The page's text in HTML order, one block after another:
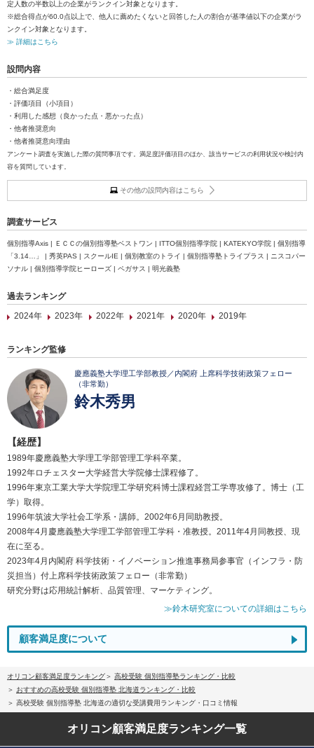
定人数の半数以上の企業がランクイン対象となります。
※総合得点が60.0点以上で、他人に薦めたくないと回答した人の割合が基準値以下の企業がラ
ンクイン対象となります。
≫ 詳細はこちら
設問内容
・総合満足度
・評価項目（小項目）
・利用した感想（良かった点・悪かった点）
・他者推奨意向
・他者推奨意向理由
アンケート調査を実施した際の質問事項です。満足度評価項目のほか、該当サービスの利用状況や検討内
容を質問しています。
その他の設問内容はこちら
調査サービス
個別指導Axis | ＥＣＣの個別指導塾ベストワン | ITTO個別指導学院 | KATEKYO学院 | 個別指導
「3.14…」 | 秀英PAS | スクールIE | 個別教室のトライ | 個別指導塾トライプラス | ニスコパー
ソナル | 個別指導学院ヒーローズ | ペガサス | 明光義塾
過去ランキング
2024年
2023年 2022年 2021年 2020年 2019年
ランキング監修
慶應義塾大学理工学部教授／内閣府 上席科学技術政策フェロー
（非常勤）
鈴木秀男
【経歴】
1989年慶應義塾大学理工学部管理工学科卒業。
1992年ロチェスター大学経営大学院修士課程修了。
1996年東京工業大学大学院理工学研究科博士課程経営工学専攻修了。博士（工
学）取得。
1996年筑波大学社会工学系・講師。2002年6月同助教授。
2008年4月慶應義塾大学理工学部管理工学科・准教授。2011年4月同教授、現
在に至る。
2023年4月内閣府 科学技術・イノベーション推進事務局参事官（インフラ・防
災担当）付上席科学技術政策フェロー（非常勤）
研究分野は応用統計解析、品質管理、マーケティング。
≫鈴木研究室についての詳細はこちら
顧客満足度について
オリコン顧客満足度ランキング
高校受験 個別指導塾ランキング・比較
おすすめの高校受験 個別指導塾 北海道ランキング・比較
高校受験 個別指導塾 北海道の適切な受講費用ランキング・口コミ情報
オリコン顧客満足度ランキング一覧